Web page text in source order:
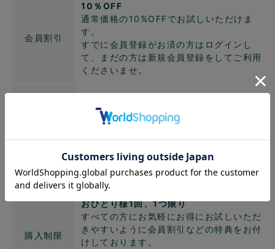
会員割引
10％OFF
通常価格の10%OFFでお試しいただけま
す。
すでに会員登録がお済の方はログインし
て、まだの方は新規会員登録をしてご利用
くださいませ。
送料無料でお届けいたします。
※但し、北海道・沖縄へのお届けの場合は
660円分がサービスとなり、990円はお客
様のご負担となります。
購入制限
おひとり様1回、1つ限り
すべての方にお気軽にお得にお試しいただ
きやすいように会員割引などの特典をお付
けしております。